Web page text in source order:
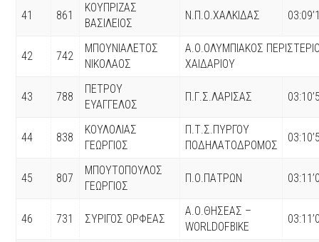
41 861
ΚΟΥΠΡΙΖΑΣ
ΒΑΣΙΛΕΙΟΣ
Ν.Π.Ο.ΧΑΛΚΙΔΑΣ
42 742
ΜΠΟΥΝΙΑΛΕΤΟΣ
ΝΙΚΟΛΑΟΣ
Α.Ο.ΟΛΥΜΠΙΑΚΟΣ
ΧΑΙΔΑΡΙΟΥ
43 788
ΠΕΤΡΟΥ
ΕΥΑΓΓΕΛΟΣ
Π.Γ.Σ.ΛΑΡΙΣΑΣ
44 838
ΚΟΥΛΟΛΙΑΣ
ΓΕΩΡΓΙΟΣ
Π.Τ.Σ.ΠΥΡΓΟΥ
ΠΟΔΗΛΑΤΟΔΡΟΜΟΣ
45 807
ΜΠΟΥΤΟΠΟΥΛΟΣ
ΓΕΩΡΓΙΟΣ
Π.Ο.ΠΑΤΡΩΝ
46 731 ΣΥΡΙΓΟΣ ΟΡΦΕΑΣ
Α.Ο.ΘΗΣΕΑΣ –
WORLDOFBIKE